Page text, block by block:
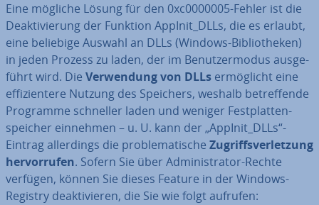
Eine mögliche Lösung für den 0xc0000005-Fehler ist die
De­ak­ti­vie­rung der Funktion AppInit_DLLs, die es erlaubt,
eine beliebige Auswahl an DLLs (Windows-Bi­blio­the­ken)
in jeden Prozess zu laden, der im Be­nut­zer­mo­dus aus­ge­
führt wird. Die Ver­wen­dung von DLLs er­mög­licht eine
ef­fi­zi­en­te­re Nutzung des Speichers, weshalb be­tref­fen­de
Programme schneller laden und weniger Fest­plat­ten­
spei­cher einnehmen – u. U. kann der „AppInit_DLLs“-
Eintrag al­ler­dings die pro­ble­ma­ti­sche Zu­griffs­ver­let­zung
her­vor­ru­fen. Sofern Sie über Ad­mi­nis­tra­tor-Rechte
verfügen, können Sie dieses Feature in der Windows-
Registry de­ak­ti­vie­ren, die Sie wie folgt aufrufen: